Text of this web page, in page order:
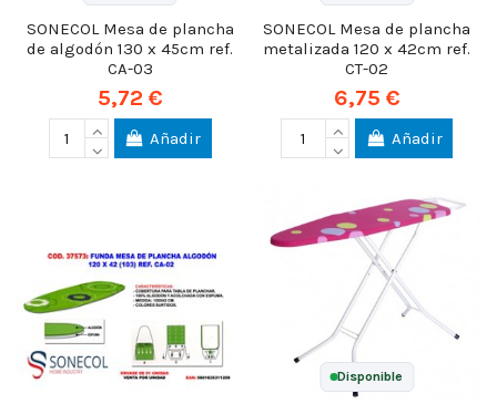
SONECOL Mesa de plancha
de algodón 130 x 45cm ref.
CA-03
5,72 €
Añadir
SONECOL Mesa de plancha
metalizada 120 x 42cm ref.
CT-02
6,75 €
Añadir
Disponible